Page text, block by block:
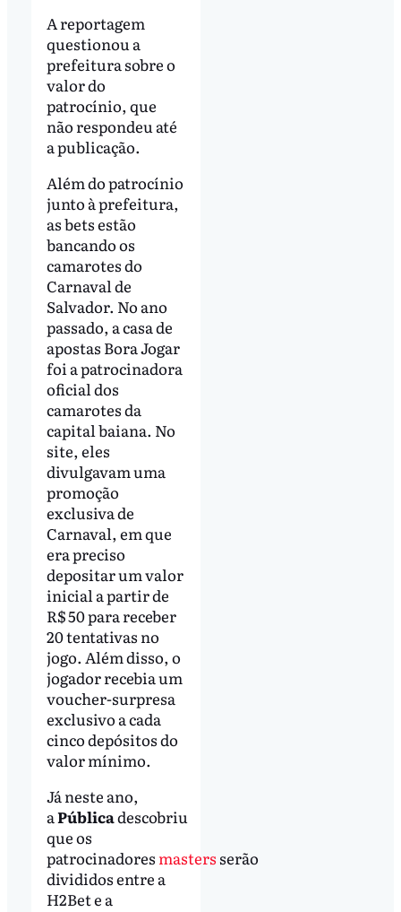
A reportagem
questionou a
prefeitura sobre o
valor do
patrocínio, que
não respondeu até
a publicação.
Além do patrocínio
junto à prefeitura,
as bets estão
bancando os
camarotes do
Carnaval de
Salvador. No ano
passado, a casa de
apostas Bora Jogar
foi a patrocinadora
oficial dos
camarotes da
capital baiana. No
site, eles
divulgavam uma
promoção
exclusiva de
Carnaval, em que
era preciso
depositar um valor
inicial a partir de
R$ 50 para receber
20 tentativas no
jogo. Além disso, o
jogador recebia um
voucher-surpresa
exclusivo a cada
cinco depósitos do
valor mínimo.
Já neste ano,
aPúblicadescobriu
que os
patrocinadores masters serão
divididos entre a
H2Bet e a